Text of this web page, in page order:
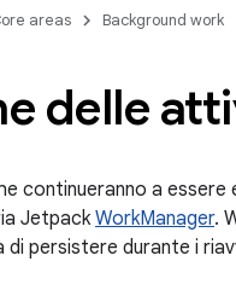
areas Background work
delle
continueranno a essere
Jetpack WorkManager.
persistere durante i